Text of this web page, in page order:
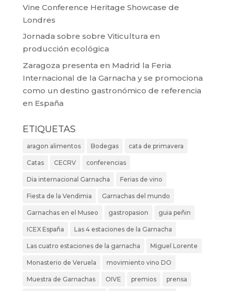
Vine Conference Heritage Showcase de
Londres
Jornada sobre sobre Viticultura en
producción ecológica
Zaragoza presenta en Madrid la Feria
Internacional de la Garnacha y se promociona
como un destino gastronómico de referencia
en España
ETIQUETAS
aragon alimentos Bodegas cata de primavera
Catas CECRV conferencias
Dia internacional Garnacha Ferias de vino
Fiesta de la Vendimia Garnachas del mundo
Garnachas en el Museo gastropasion guia peñin
ICEX España Las 4 estaciones de la Garnacha
Las cuatro estaciones de la garnacha Miguel Lorente
Monasterio de Veruela movimiento vino DO
Muestra de Garnachas OIVE premios prensa